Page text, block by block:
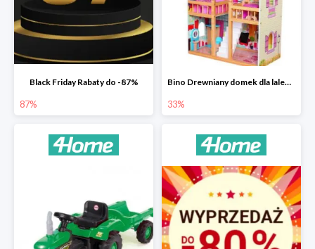
Black Friday Rabaty do -87%
87%
Bino Drewniany domek dla lalek z mebelkami -33%
33%